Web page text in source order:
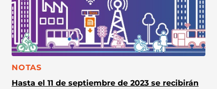
CATEGORÍA:
NOTAS
Hasta el 11 de septiembre de 2023 se recibirán